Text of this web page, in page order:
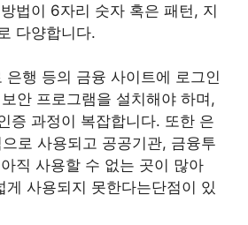
법이 6자리 숫자 혹은 패턴, 지
다양합니다.
은행 등의 금융 사이트에 로그인
안 프로그램을 설치해야 하며,
증 과정이 복잡합니다. 또한 은
로 사용되고 공공기관, 금융투
직 사용할 수 없는 곳이 많아
게 사용되지 못한다는단점이 있